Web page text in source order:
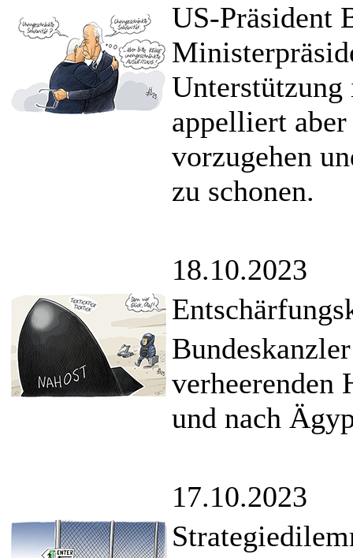
US-Präsident
appelliert
vorzugehen
zu schonen.
18.10.2023
verheerenden
und nach
17.10.2023